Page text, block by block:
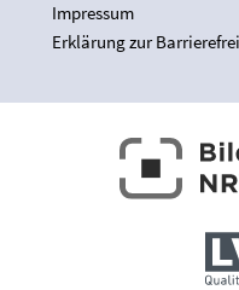
Impressum
Erklärung zur